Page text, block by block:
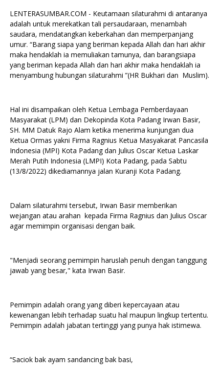
LENTERASUMBAR.COM - Keutamaan silaturahmi di antaranya
adalah untuk merekatkan tali persaudaraan, menambah
saudara, mendatangkan keberkahan dan memperpanjang
umur. “Barang siapa yang beriman kepada Allah dan hari akhir
maka hendaklah ia memuliakan tamunya, dan barangsiapa
yang beriman kepada Allah dan hari akhir maka hendaklah ia
menyambung hubungan silaturahmi ”(HR Bukhari dan Muslim).
Hal ini disampaikan oleh Ketua Lembaga Pemberdayaan
Masyarakat (LPM) dan Dekopinda Kota Padang Irwan Basir,
SH. MM Datuk Rajo Alam ketika menerima kunjungan dua
Ketua Ormas yakni Firma Ragnius Ketua Masyakarat Pancasila
Indonesia (MPI) Kota Padang dan Julius Oscar Ketua Laskar
Merah Putih Indonesia (LMPI) Kota Padang, pada Sabtu
(13/8/2022) dikediamannya jalan Kuranji Kota Padang.
Dalam silaturahmi tersebut, Irwan Basir memberikan
wejangan atau arahan kepada Firma Ragnius dan Julius Oscar
agar memimpin organisasi dengan baik.
"Menjadi seorang pemimpin haruslah penuh dengan tanggung
jawab yang besar," kata Irwan Basir.
Pemimpin adalah orang yang diberi kepercayaan atau
kewenangan lebih terhadap suatu hal maupun lingkup tertentu.
Pemimpin adalah jabatan tertinggi yang punya hak istimewa.
“Saciok bak ayam sandancing bak basi,